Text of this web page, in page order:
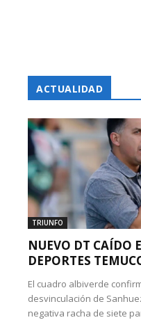
ACTUALIDAD
TRIUNFO
NUEVO DT CAÍDO
DEPORTES
El cuadro albiverde
desvinculación de
negativa racha de siete